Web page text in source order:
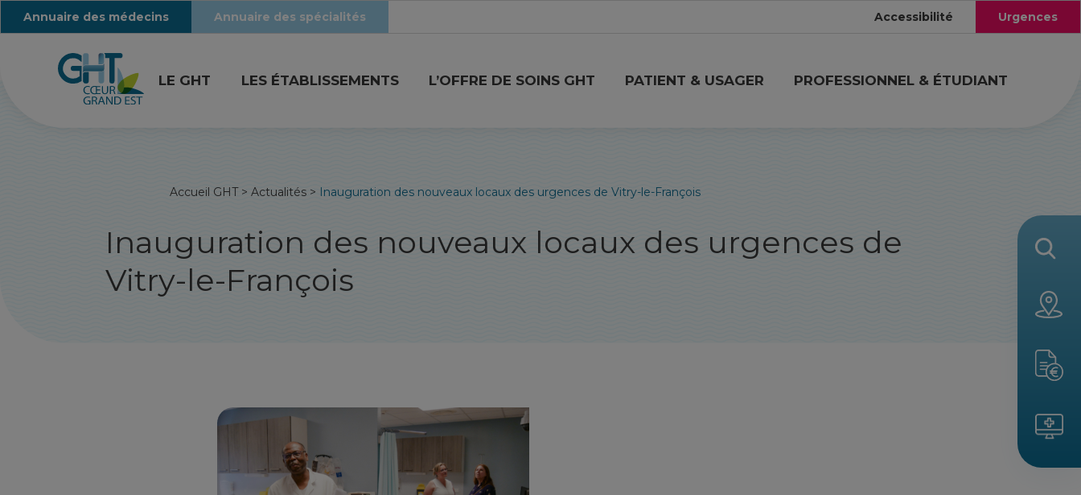
Annuaire des médecins Annuaire des spécialités Accessibilité Urgences
LE GHT LES ÉTABLISSEMENTS L’OFFRE DE SOINS GHT PATIENT & USAGER PROFESSIONNEL & ÉTUDIANT
Accueil GHT> Actualités > Inauguration des nouveaux locaux des urgences de Vitry-le-François
Inauguration des nouveaux locaux des urgences de
Vitry-le-François